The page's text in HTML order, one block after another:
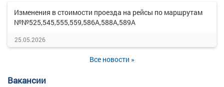
Изменения в стоимости проезда на рейсы по маршрутам
№№525,545,555,559,586А,588А,589А
25.05.2026
Все новости »
Вакансии